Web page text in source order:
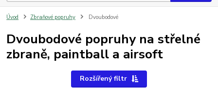
Úvod Zbraňové popruhy Dvoubodové
Dvoubodové popruhy na střelné
zbraně, paintball a airsoft
Rozšířený filtr